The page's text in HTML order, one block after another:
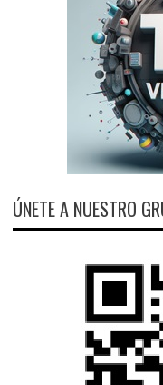
ÚNETE A NUESTRO